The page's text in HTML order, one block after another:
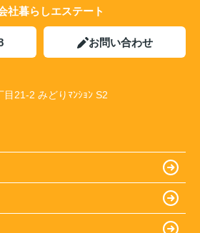
社暮らしエステート
お問い合わせ
21-2 みどりﾏﾝｼｮﾝ S2